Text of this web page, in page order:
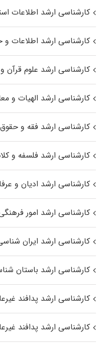
کارشناسی ارشد اطلاعات
کارشناسی ارشد اطلاعات
کارشناسی ارشد علوم
کارشناسی ارشد الهیات
کارشناسی ارشد فقه و حقوق
کارشناسی ارشد فلسفه و
کارشناسی ارشد ادیان و
کارشناسی ارشد امور
کارشناسی ارشد ایران
کارشناسی ارشد باستان
کارشناسی ارشد پدافند
کارشناسی ارشد پدافند